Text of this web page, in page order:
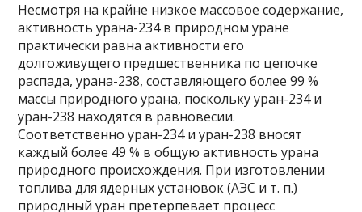
Несмотря на крайне низкое массовое содержание,
активность урана-234 в природном уране
практически равна активности его
долгоживущего предшественника по цепочке
распада,урана-238, составляющего более 99 %
массы природного урана, поскольку уран-234 и
уран-238 находятся в равновесии.
Соответственно уран-234 и уран-238 вносят
каждый более 49 % в общую активность урана
природного происхождения. При изготовлении
топлива для ядерных установок (АЭС и т. п.)
природный уран претерпевает процесс